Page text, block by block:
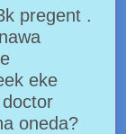
pregent .
eke
oneda?